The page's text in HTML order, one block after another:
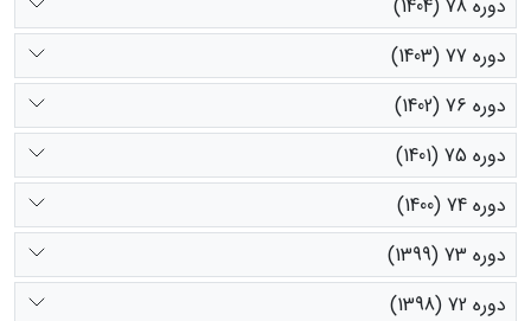
دوره 78 (1404)
دوره 77 (1403)
دوره 76 (1402)
دوره 75 (1401)
دوره 74 (1400)
دوره 73 (1399)
دوره 72 (1398)